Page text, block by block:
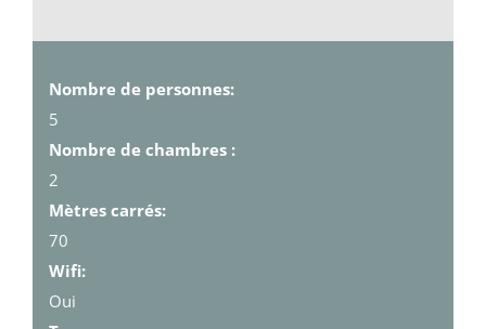
Nombre de personnes:
5
Nombre de chambres :
2
Mètres carrés:
70
Wifi:
Oui